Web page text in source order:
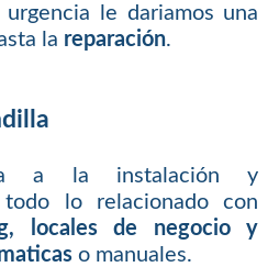
le dariamos una
la reparación.
a la instalación y
lo relacionado con
locales de negocio y
o manuales.